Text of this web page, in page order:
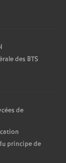
des BTS
de
principe de